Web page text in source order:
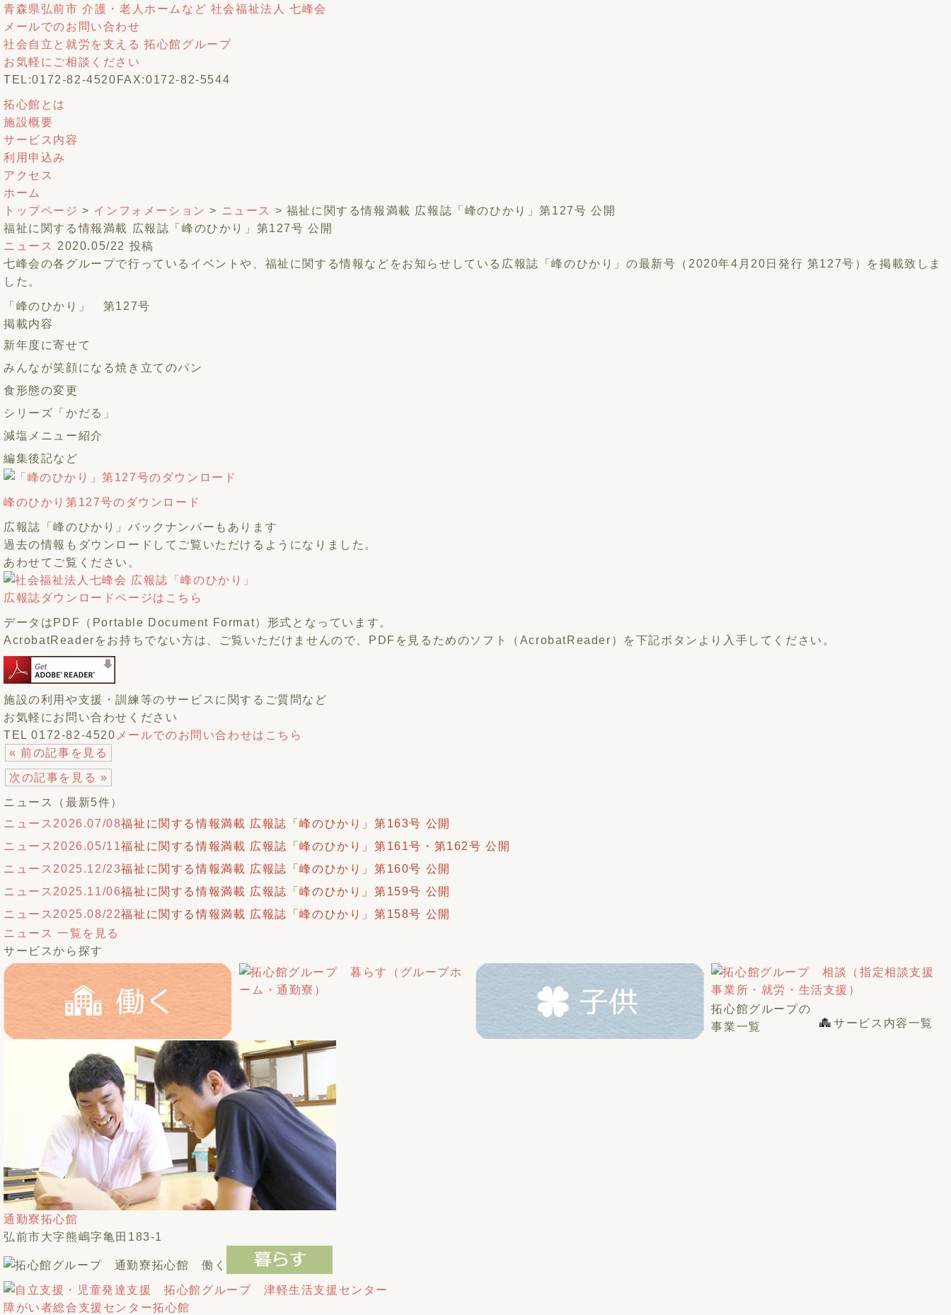
青森県弘前市 介護・老人ホームなど 社会福祉法人 七峰会
メールでのお問い合わせ
社会自立と就労を支える 拓心館グループ
お気軽にご相談ください
TEL:0172-82-4520 FAX:0172-82-5544
拓心館とは
施設概要
サービス内容
利用申込み
アクセス
ホーム
トップページ > インフォメーション > ニュース
> 福祉に関する情報満載 広報誌「峰のひかり」第127号 公開
福祉に関する情報満載 広報誌「峰のひかり」第127号 公開
ニュース
2020.05/22 投稿
七峰会の各グループで行っているイベントや、福祉に関する情報などをお知らせしている広報誌「峰のひかり」の最新号（2020年4月20日発行 第127号）を掲載致しま
した。
「峰のひかり」 第127号
掲載内容
新年度に寄せて
みんなが笑顔になる焼き立てのパン
食形態の変更
シリーズ「かだる」
減塩メニュー紹介
編集後記など
峰のひかり第127号のダウンロード
広報誌「峰のひかり」バックナンバーもあります
過去の情報もダウンロードしてご覧いただけるようになりました。
あわせてご覧ください。
広報誌ダウンロードページはこちら
データはPDF（Portable Document Format）形式となっています。
AcrobatReaderをお持ちでない方は、ご覧いただけませんので、PDFを見るためのソフト（AcrobatReader）を下記ボタンより入手してください。
施設の利用や支援・訓練等のサービスに関するご質問など
お気軽にお問い合わせください
TEL 0172-82-4520 メールでのお問い合わせはこちら
« 前の記事を見る
次の記事を見る »
ニュース（最新5件）
ニュース 2026.07/08福祉に関する情報満載 広報誌「峰のひかり」第163号 公開
ニュース 2026.05/11福祉に関する情報満載 広報誌「峰のひかり」第161号・第162号 公開
ニュース 2025.12/23福祉に関する情報満載 広報誌「峰のひかり」第160号 公開
ニュース 2025.11/06福祉に関する情報満載 広報誌「峰のひかり」第159号 公開
ニュース 2025.08/22福祉に関する情報満載 広報誌「峰のひかり」第158号 公開
ニュース 一覧を見る
サービスから探す
サービス内容一覧
拓心館グループの
事業一覧
通勤寮拓心館
弘前市大字熊嶋字亀田183-1
障がい者総合支援センター拓心館